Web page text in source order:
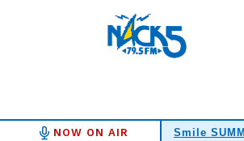
NOW ON AIR Smile